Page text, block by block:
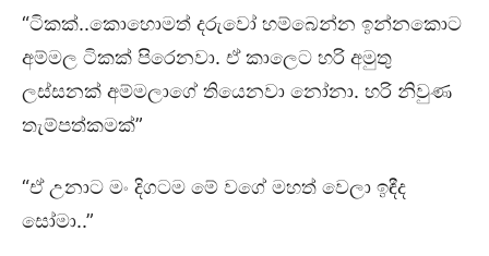
“ටිකක්..කොහොමත් දරුවෝ හම්බෙන්න ඉන්නකොට
අම්මල ටිකක් පිරෙනවා. ඒ කාලෙට හරි අමුතු
ලස්සනක් අම්මලාගේ තියෙනවා නෝනා. හරි නිවුණ
තැම්පත්කමක්”
“ඒ උනාට මං දිගටම මේ වගේ මහත් වෙලා ඉඳීද
සෝමා..”